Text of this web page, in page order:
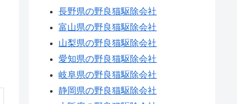
長野県の野良猫駆除会社
富山県の野良猫駆除会社
山梨県の野良猫駆除会社
愛知県の野良猫駆除会社
岐阜県の野良猫駆除会社
静岡県の野良猫駆除会社